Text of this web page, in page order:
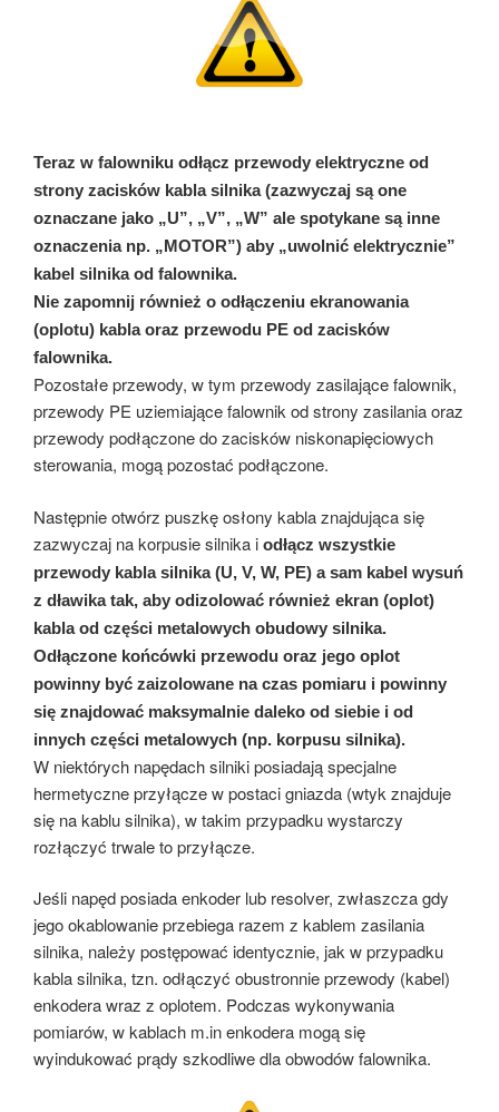
Teraz w falowniku odłącz przewody elektryczne od
strony zacisków kabla silnika (zazwyczaj są one
oznaczane jako „U”, „V”, „W” ale spotykane są inne
oznaczenia np. „MOTOR”) aby „uwolnić elektrycznie”
kabel silnika od falownika.
Nie zapomnij również o odłączeniu ekranowania
(oplotu) kabla oraz przewodu PE od zacisków
falownika.
Pozostałe przewody, w tym przewody zasilające falownik,
przewody PE uziemiające falownik od strony zasilania oraz
przewody podłączone do zacisków niskonapięciowych
sterowania, mogą pozostać podłączone.
Następnie otwórz puszkę osłony kabla znajdująca się
zazwyczaj na korpusie silnika i odłącz wszystkie
przewody kabla silnika (U, V, W, PE) a sam kabel wysuń
z dławika tak, aby odizolować również ekran (oplot)
kabla od części metalowych obudowy silnika.
Odłączone końcówki przewodu oraz jego oplot
powinny być zaizolowane na czas pomiaru i powinny
się znajdować maksymalnie daleko od siebie i od
innych części metalowych (np. korpusu silnika).
W niektórych napędach silniki posiadają specjalne
hermetyczne przyłącze w postaci gniazda (wtyk znajduje
się na kablu silnika), w takim przypadku wystarczy
rozłączyć trwale to przyłącze.
Jeśli napęd posiada enkoder lub resolver, zwłaszcza gdy
jego okablowanie przebiega razem z kablem zasilania
silnika, należy postępować identycznie, jak w przypadku
kabla silnika, tzn. odłączyć obustronnie przewody (kabel)
enkodera wraz z oplotem. Podczas wykonywania
pomiarów, w kablach m.in enkodera mogą się
wyindukować prądy szkodliwe dla obwodów falownika.